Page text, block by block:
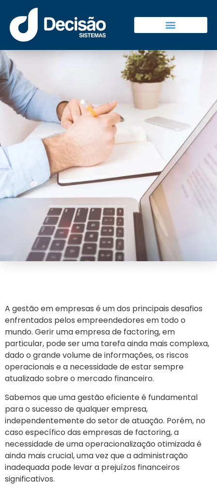
A gestão em empresas é um dos principais desafios
enfrentados pelos empreendedores em todo o
mundo. Gerir uma empresa de factoring, em
particular, pode ser uma tarefa ainda mais complexa,
dado o grande volume de informações, os riscos
operacionais e a necessidade de estar sempre
atualizado sobre o mercado financeiro.
Sabemos que uma gestão eficiente é fundamental
para o sucesso de qualquer empresa,
independentemente do setor de atuação. Porém, no
caso específico das empresas de factoring, a
necessidade de uma operacionalização otimizada é
ainda mais crucial, uma vez que a administração
inadequada pode levar a prejuízos financeiros
significativos.